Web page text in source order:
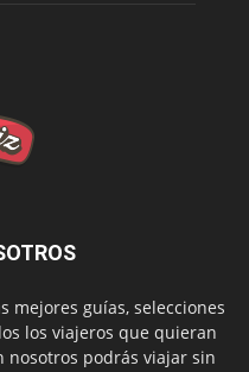
mejores guías, selecciones
los viajeros que quieran
nosotros podrás viajar sin